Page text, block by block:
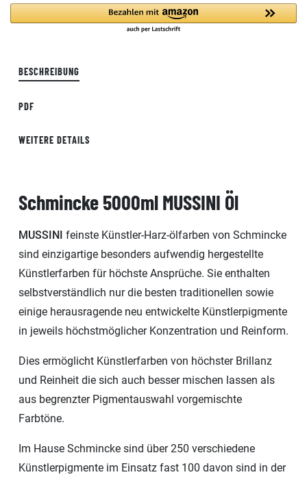
BESCHREIBUNG
PDF
WEITERE DETAILS
Schmincke 5000ml MUSSINI Öl
MUSSINI feinste Künstler-Harz-ölfarben von Schmincke
sind einzigartige besonders aufwendig hergestellte
Künstlerfarben für höchste Ansprüche. Sie enthalten
selbstverständlich nur die besten traditionellen sowie
einige herausragende neu entwickelte Künstlerpigmente
in jeweils höchstmöglicher Konzentration und Reinform.
Dies ermöglicht Künstlerfarben von höchster Brillanz
und Reinheit die sich auch besser mischen lassen als
aus begrenzter Pigmentauswahl vorgemischte
Farbtöne.
Im Hause Schmincke sind über 250 verschiedene
Künstlerpigmente im Einsatz fast 100 davon sind in der